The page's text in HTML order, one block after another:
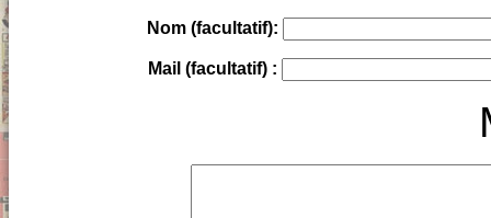
Nom (facultatif):
Mail (facultatif) :